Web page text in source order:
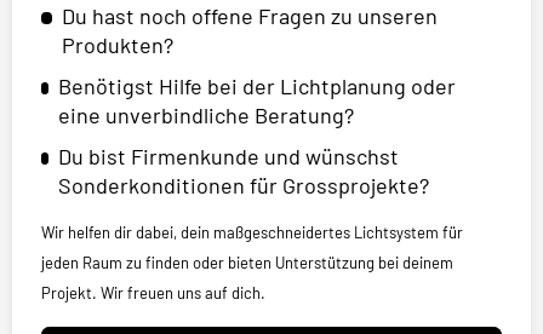
Du hast noch offene Fragen zu unseren
Produkten?
Benötigst Hilfe bei der Lichtplanung oder
eine unverbindliche Beratung?
Du bist Firmenkunde und wünschst
Sonderkonditionen für Grossprojekte?
Wir helfen dir dabei, dein maßgeschneidertes Lichtsystem für
jeden Raum zu finden oder bieten Unterstützung bei deinem
Projekt. Wir freuen uns auf dich.